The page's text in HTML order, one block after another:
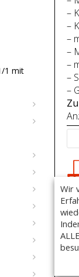
–
–
–
–
–
–
–
1 mit
Wir